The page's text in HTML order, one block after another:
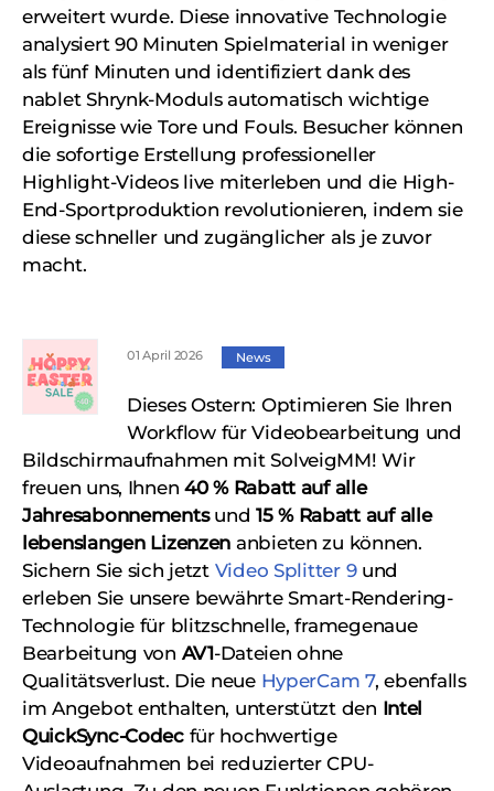
erweitert wurde. Diese innovative Technologie
analysiert 90 Minuten Spielmaterial in weniger
als fünf Minuten und identifiziert dank des
nablet Shrynk-Moduls automatisch wichtige
Ereignisse wie Tore und Fouls. Besucher können
die sofortige Erstellung professioneller
Highlight-Videos live miterleben und die High-
End-Sportproduktion revolutionieren, indem sie
diese schneller und zugänglicher als je zuvor
macht.
01 April 2026 News
Dieses Ostern: Optimieren Sie Ihren
Workflow für Videobearbeitung und
Bildschirmaufnahmen mit SolveigMM! Wir
freuen uns, Ihnen40 % Rabatt auf alle
Jahresabonnementsund 15 % Rabatt auf alle
lebenslangen Lizenzen anbieten zu können.
Sichern Sie sich jetzt Video Splitter 9und
erleben Sie unsere bewährte Smart-Rendering-
Technologie für blitzschnelle, framegenaue
Bearbeitung von AV1-Dateien ohne
Qualitätsverlust. Die neue HyperCam 7, ebenfalls
im Angebot enthalten, unterstützt den Intel
QuickSync-Codecfür hochwertige
Videoaufnahmen bei reduzierter CPU-